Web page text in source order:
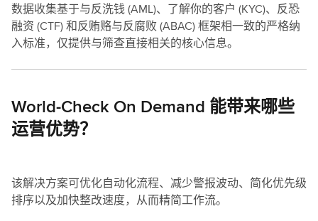
数据收集基于与反洗钱 (AML)、了解你的客户 (KYC)、反恐
融资 (CTF) 和反贿赂与反腐败 (ABAC) 框架相一致的严格纳
入标准，仅提供与筛查直接相关的核心信息。
World-Check On Demand 能带来哪些
运营优势？
该解决方案可优化自动化流程、减少警报波动、简化优先级
排序以及加快整改速度，从而精简工作流。